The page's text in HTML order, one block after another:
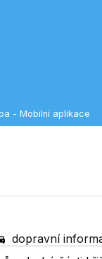
- Mobilní aplikace
dopravní